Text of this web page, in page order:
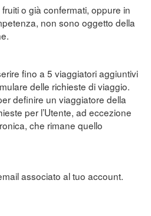
o già confermati, oppure in
non sono oggetto della
fino a 5 viaggiatori aggiuntivi
delle richieste di viaggio.
definire un viaggiatore della
per l’Utente, ad eccezione
che rimane quello
associato al tuo account.